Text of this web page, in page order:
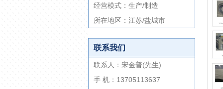
经营模式：生产/制造
所在地区：江苏/盐城市
联系我们
联系人：宋金普(先生)
手 机：13705113637